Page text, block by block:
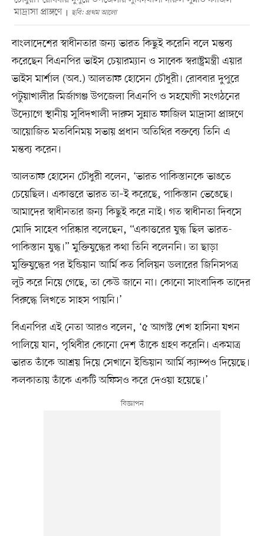
মাদ্রাসা প্রাঙ্গণে
ছবি: প্রথম আলো
বাংলাদেশের স্বাধীনতার জন্য ভারত কিছুই করেনি বলে মন্তব্য
করেছেন বিএনপির ভাইস চেয়ারম্যান ও সাবেক স্বরাষ্ট্রমন্ত্রী এয়ার
ভাইস মার্শাল (অব.) আলতাফ হোসেন চৌধুরী। রোববার দুপুরে
পটুয়াখালীর মির্জাগঞ্জ উপজেলা বিএনপি ও সহযোগী সংগঠনের
উদ্যোগে স্থানীয় সুবিদখালী দারুস সুন্নাত ফাজিল মাদ্রাসা প্রাঙ্গণে
আয়োজিত মতবিনিময় সভায় প্রধান অতিথির বক্তব্যে তিনি এ
মন্তব্য করেন।
আলতাফ হোসেন চৌধুরী বলেন, ‘ভারত পাকিস্তানকে ভাঙতে
চেয়েছিল। একাত্তরে ভারত তা–ই করেছে, পাকিস্তান ভেঙেছে।
আমাদের স্বাধীনতার জন্য কিছুই করে নাই। গত স্বাধীনতা দিবসে
মোদি সাহেব পরিষ্কার বলেছেন, “একাত্তরের যুদ্ধ ছিল ভারত-
পাকিস্তান যুদ্ধ।” মুক্তিযুদ্ধের কথা তিনি বলেননি। তা ছাড়া
মুক্তিযুদ্ধের পর ইন্ডিয়ান আর্মি কত বিলিয়ন ডলারের জিনিসপত্র
লুট করে নিয়ে গেছে, তা কেউ জানে না। কোনো সাংবাদিক তাদের
বিরুদ্ধে লিখতে সাহস পায়নি।’
বিএনপির এই নেতা আরও বলেন, ‘৫ আগস্ট শেখ হাসিনা যখন
পালিয়ে যান, পৃথিবীর কোনো দেশ তাঁকে গ্রহণ করেনি। একমাত্র
ভারত তাঁকে আশ্রয় দিয়ে সেখানে ইন্ডিয়ান আর্মি ক্যাম্পও দিয়েছে।
কলকাতায় তাঁকে একটি অফিসও করে দেওয়া হয়েছে।’